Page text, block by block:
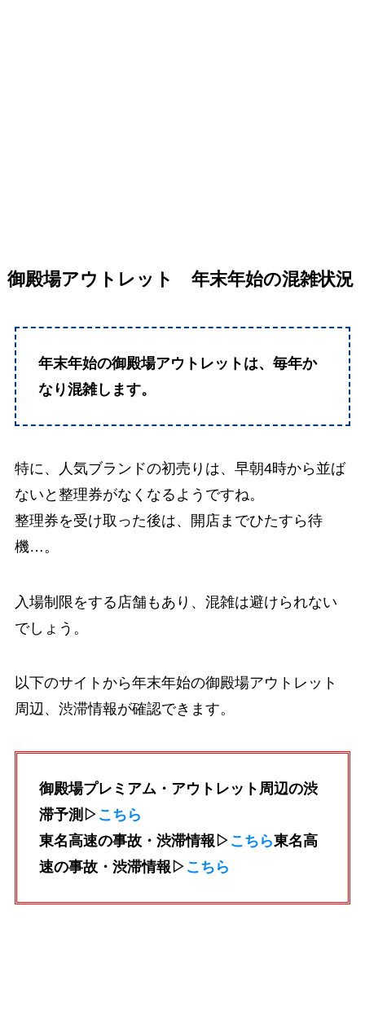
御殿場アウトレット 年末年始の混雑状況
年末年始の御殿場アウトレットは、毎年か
なり混雑します。
特に、
人気ブランドの初売りは、早朝4時から並ば
ないと整理券がなくなる ようですね。
整理券を受け取った後は、開店までひたすら待
機…。
入場制限をする店舗もあり、混雑は避けられない
でしょう。
以下のサイトから年末年始の御殿場アウトレット
周辺、渋滞情報が確認できます。
御殿場プレミアム・アウトレット周辺の渋
滞予測▷ こちら
東名高速の事故・渋滞情報▷ こちら東名高
速の事故・渋滞情報▷ こちら